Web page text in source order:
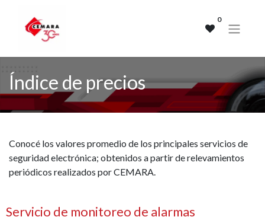
0
Índice de precios
Conocé los valores promedio de los principales servicios de
seguridad electrónica; obtenidos a partir de relevamientos
periódicos realizados por CEMARA.
Servicio de monitoreo de alarmas